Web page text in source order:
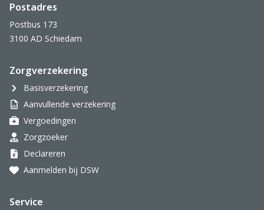
Postadres
Postbus 173
3100 AD Schiedam
Zorgverzekering
Basisverzekering
Aanvullende verzekering
Vergoedingen
Zorgzoeker
Declareren
Aanmelden bij DSW
Service